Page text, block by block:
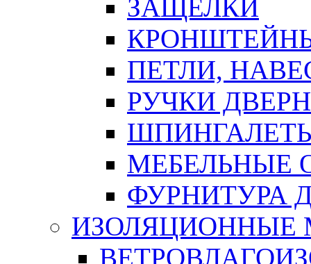
ЗАЩЕЛКИ
ПЕТЛИ,
РУЧКИ
МЕБЕЛЬНЫЕ
ФУРНИТУРА
ИЗОЛЯЦИОННЫЕ